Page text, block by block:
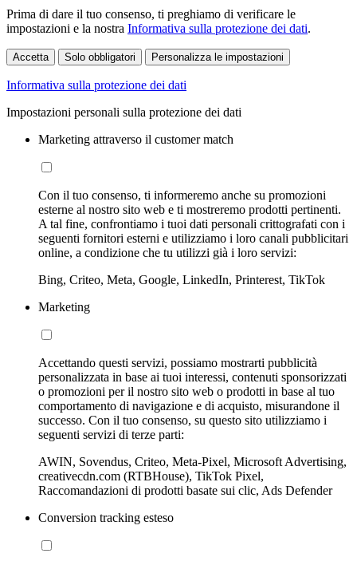
Prima di dare il tuo consenso, ti preghiamo di verificare le
impostazioni e la nostra Informativa sulla protezione dei dati.
Accetta Solo obbligatori Personalizza le impostazioni
Informativa sulla protezione dei dati
Impostazioni personali sulla protezione dei dati
Marketing attraverso il customer match
Con il tuo consenso, ti informeremo anche su promozioni
esterne al nostro sito web e ti mostreremo prodotti pertinenti.
A tal fine, confrontiamo i tuoi dati personali crittografati con i
seguenti fornitori esterni e utilizziamo i loro canali pubblicitari
online, a condizione che tu utilizzi già i loro servizi:
Bing, Criteo, Meta, Google, LinkedIn, Printerest, TikTok
Marketing
Accettando questi servizi, possiamo mostrarti pubblicità
personalizzata in base ai tuoi interessi, contenuti sponsorizzati
o promozioni per il nostro sito web o prodotti in base al tuo
comportamento di navigazione e di acquisto, misurandone il
successo. Con il tuo consenso, su questo sito utilizziamo i
seguenti servizi di terze parti:
AWIN, Sovendus, Criteo, Meta-Pixel, Microsoft Advertising,
creativecdn.com (RTBHouse), TikTok Pixel,
Raccomandazioni di prodotti basate sui clic, Ads Defender
Conversion tracking esteso